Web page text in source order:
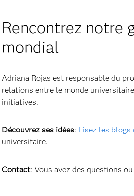
Rencontrez notre
mondial
Adriana Rojas est responsable du
relations entre le monde
initiatives.
Découvrez ses idées: Lisez les blogs
universitaire.
Contact: Vous avez des questions